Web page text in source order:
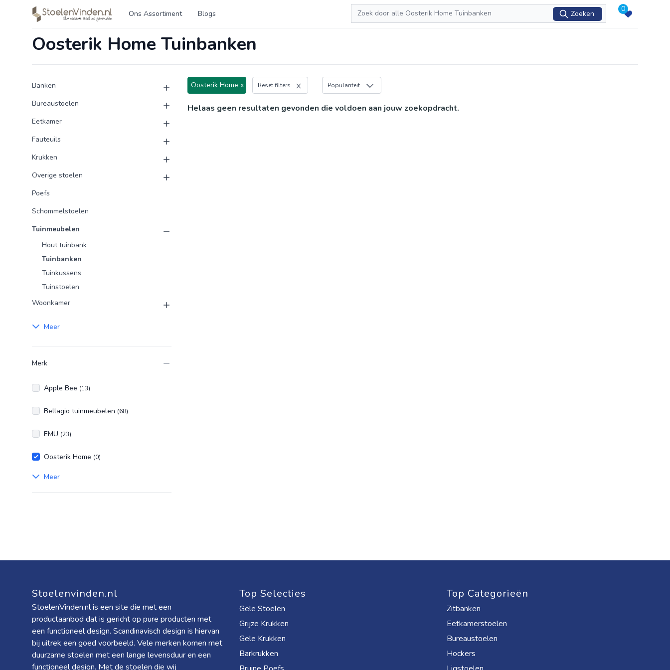
Logo stoelenvinden.nl Ons Assortiment Blogs
Zoeken
Zoeken
0
Oosterik Home Tuinbanken
Producten
Product categorieën
Banken
Bureaustoelen
Eetkamer
Fauteuils
Krukken
Overige stoelen
Poefs
Schommelstoelen
Tuinmeubelen
Hout tuinbank
Tuinbanken
Tuinkussens
Tuinstoelen
Woonkamer
Meer
Merk
Apple Bee (13)
Bellagio tuinmeubelen (68)
EMU (23)
Oosterik Home (0)
Meer
Oosterik Home x Reset filters Populariteit
Helaas geen resultaten gevonden die voldoen aan jouw zoekopdracht.
Stoelenvinden.nl
StoelenVinden.nl is een site die met een
productaanbod dat is gericht op pure producten met
een functioneel design. Scandinavisch design is hiervan
bij uitrek een goed voorbeeld. Vele merken komen met
duurzame stoelen met een lange levensduur en een
functioneel design. Met de stoelen die wij
Top Selecties
Gele Stoelen
Grijze Krukken
Gele Krukken
Barkrukken
Top Categorieën
Zitbanken
Eetkamerstoelen
Bureaustoelen
Hockers